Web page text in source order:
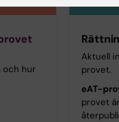
och hur
Aktuell
provet.
eAT-
provet